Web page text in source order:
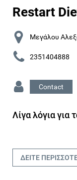
Restart
Μεγάλου
2351404888
Contact
Λίγα λόγια για
ΔΕΙΤΕ